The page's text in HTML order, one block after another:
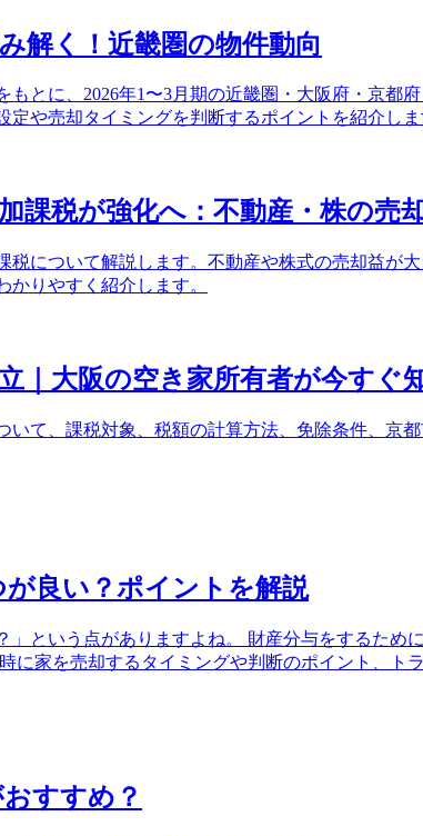
解く！近畿圏の物件動向
とに、2026年1〜3月期の近畿圏・大阪府・京
や売却タイミングを判断するポイントを紹介しま
課税が強化へ：不動産・株の売
について解説します。不動産や株式の売却益が
りやすく紹介します。
｜大阪の空き家所有者が今すぐ
て、課税対象、税額の計算方法、免除条件、京
良い？ポイントを解説
という点がありますよね。 財産分与をするた
家を売却するタイミングや判断のポイント、ト
すすめ？